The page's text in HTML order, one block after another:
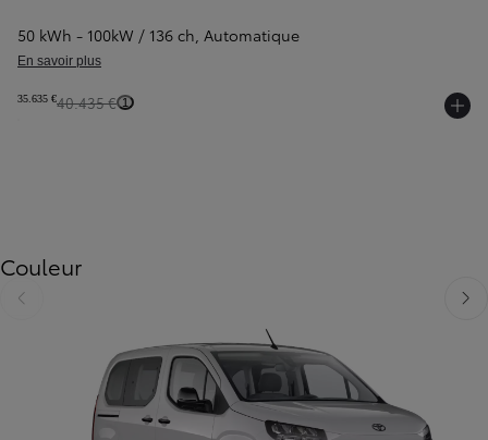
50 kWh - 100kW / 136 ch, Automatique
En savoir plus
35.635 €40.435 € 1
Couleur
Diapositive précédente